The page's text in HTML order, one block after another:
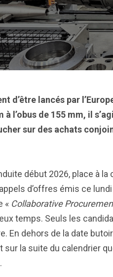
d’être lancés par
l’obus de 155 mm, il
sur des achats
début 2026, place à
d’offres émis ce
« Collaborative
temps. Seuls les
En dehors de la date
sur la suite du calendrier